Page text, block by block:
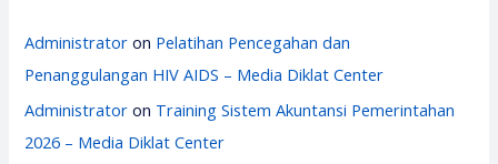
Administrator on Pelatihan Pencegahan dan
Penanggulangan HIV AIDS – Media Diklat Center
Administrator on Training Sistem Akuntansi Pemerintahan
2026 – Media Diklat Center